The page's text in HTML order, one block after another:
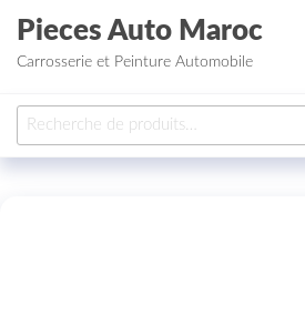
Aller au contenu
Pieces Auto Maroc
Carrosserie et Peinture Automobile
Recherche pour :